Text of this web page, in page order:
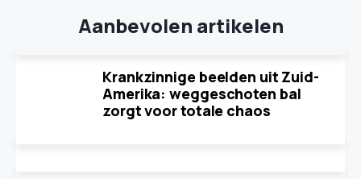
Aanbevolen artikelen
Krankzinnige beelden uit Zuid-
Amerika: weggeschoten bal
zorgt voor totale chaos